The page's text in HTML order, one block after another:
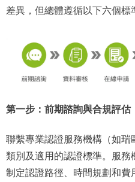
差異，但總體遵循以下六個標
第一步：前期諮詢與合規評估
聯繫專業認證服務機構（如
類別及適用的認證標準。服務
制定認證路徑、時間規劃和